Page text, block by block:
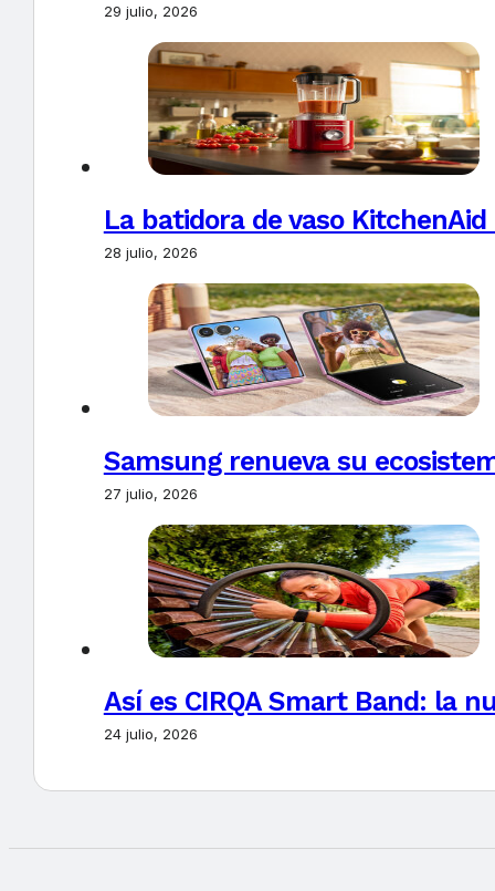
29 julio, 2026
La batidora de vaso
28 julio, 2026
Samsung renueva su
27 julio, 2026
Así es CIRQA Smart Band: la
24 julio, 2026